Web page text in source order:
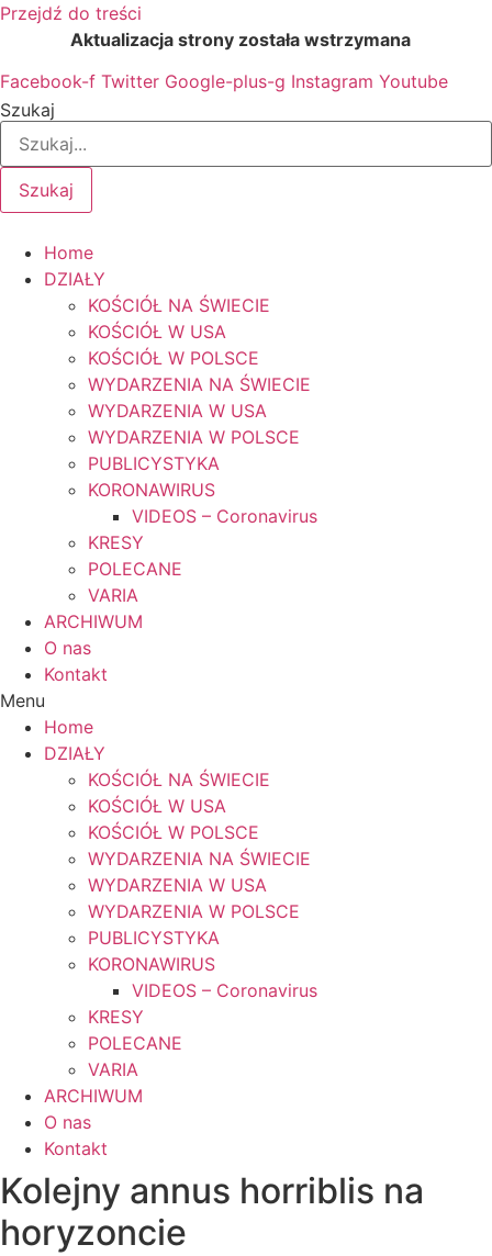
Przejdź do treści
Aktualizacja strony została wstrzymana
Facebook-f Twitter Google-plus-g Instagram Youtube
Szukaj
Szukaj
Home
DZIAŁY
KOŚCIÓŁ NA ŚWIECIE
KOŚCIÓŁ W USA
KOŚCIÓŁ W POLSCE
WYDARZENIA NA ŚWIECIE
WYDARZENIA W USA
WYDARZENIA W POLSCE
PUBLICYSTYKA
KORONAWIRUS
VIDEOS – Coronavirus
KRESY
POLECANE
VARIA
ARCHIWUM
O nas
Kontakt
Menu
Home
DZIAŁY
KOŚCIÓŁ NA ŚWIECIE
KOŚCIÓŁ W USA
KOŚCIÓŁ W POLSCE
WYDARZENIA NA ŚWIECIE
WYDARZENIA W USA
WYDARZENIA W POLSCE
PUBLICYSTYKA
KORONAWIRUS
VIDEOS – Coronavirus
KRESY
POLECANE
VARIA
ARCHIWUM
O nas
Kontakt
Kolejny annus horriblis na
horyzoncie